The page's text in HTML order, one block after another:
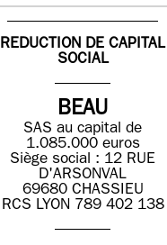
REDUCTION DE CAPITAL
SOCIAL
BEAU
SAS au capital de
1.085.000 euros
Siège social : 12 RUE
D'ARSONVAL
69680 CHASSIEU
RCS LYON 789 402 138